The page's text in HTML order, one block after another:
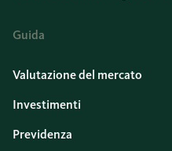
Guida
Valutazione del mercato
Investimenti
Previdenza